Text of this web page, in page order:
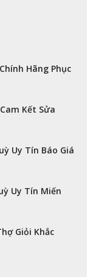
Hãng Phục
Kết Sửa
Uy Tín Báo Giá
Uy Tín Miến
Giỏi Khắc